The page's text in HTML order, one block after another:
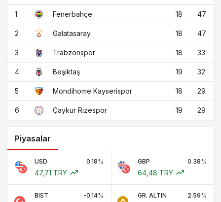
1 Fenerbahçe 18 47
2 Galatasaray 18 47
3 Trabzonspor 18 33
4 Beşiktaş 19 32
5 Mondihome Kayserispor 18 29
6 Çaykur Rizespor 19 29
Piyasalar
USD 0.18%
47,71 TRY
GBP 0.38%
64,48 TRY
BIST -0.14% GR. ALTIN 2.59%